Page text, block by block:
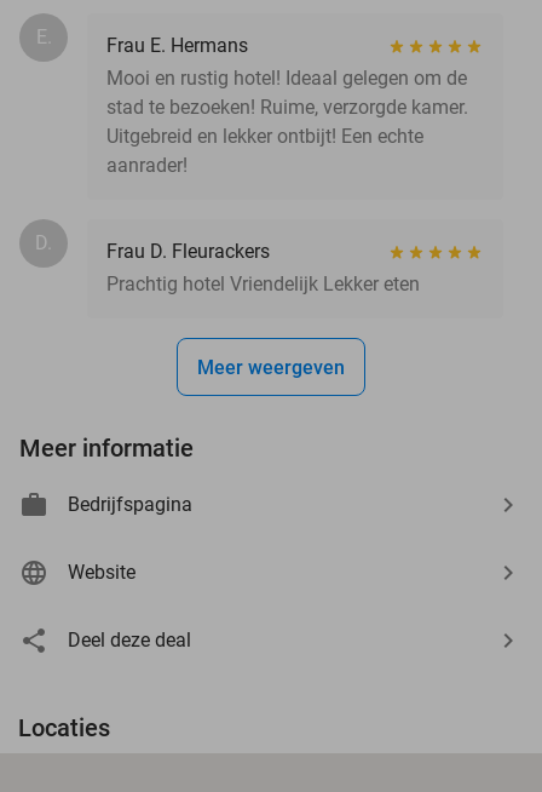
E.
Frau E. Hermans
Mooi en rustig hotel! Ideaal gelegen om de
stad te bezoeken! Ruime, verzorgde kamer.
Uitgebreid en lekker ontbijt! Een echte
aanrader!
D.
Frau D. Fleurackers
Prachtig hotel Vriendelijk Lekker eten
Meer weergeven
Meer informatie
Bedrijfspagina
Website
Deel deze deal
Locaties